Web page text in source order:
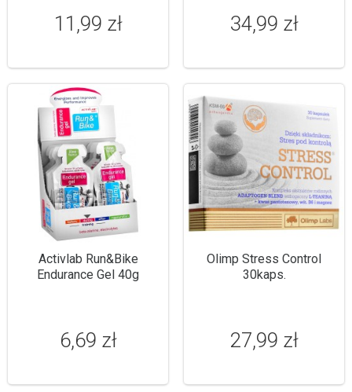
11,99 zł 34,99 zł
Activlab Run&Bike
Endurance Gel 40g
6,69 zł
Olimp Stress Control
30kaps.
27,99 zł